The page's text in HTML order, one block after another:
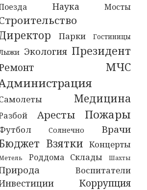
Наука Мосты
Парки Гостиницы
Экология Президент
МЧС
Медицина
Аресты Пожары
Солнечно Врачи
Взятки Концерты
Роддома Склады Шахты
Воспитатели
Коррупция
в кювет машины